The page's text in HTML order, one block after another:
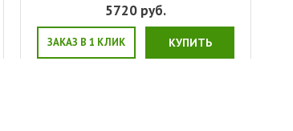
5720руб.
ЗАКАЗ В 1 КЛИК КУПИТЬ